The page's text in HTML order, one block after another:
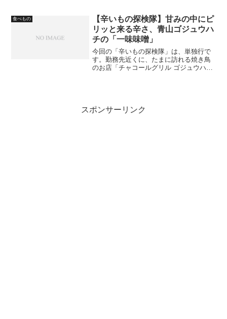
豆の味がするし、たまに粒...
食べもの
【辛いもの探検隊】甘みの中にピ
リッと来る辛さ、青山ゴジュウハ
チの「一味味噌」
今回の「辛いもの探検隊」は、単独行で
す。勤務先近くに、たまに訪れる焼き鳥
のお店「チャコールグリル ゴジュウハ
スポンサーリンク